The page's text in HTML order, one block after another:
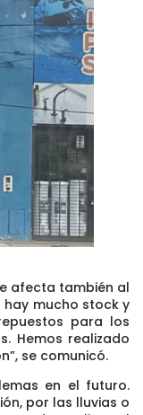
afecta también al
hay mucho stock y
para los
Hemos realizado
se comunicó.
en el futuro.
por las lluvias o